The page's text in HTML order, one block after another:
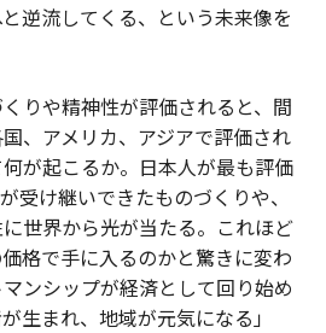
逆流してくる、という未来像を
くりや精神性が評価されると、間
、アメリカ、アジアで評価され
が起こるか。日本人が最も評価
受け継いできたものづくりや、
世界から光が当たる。これほど
格で手に入るのかと驚きに変わ
ンシップが経済として回り始め
生まれ、地域が元気になる」